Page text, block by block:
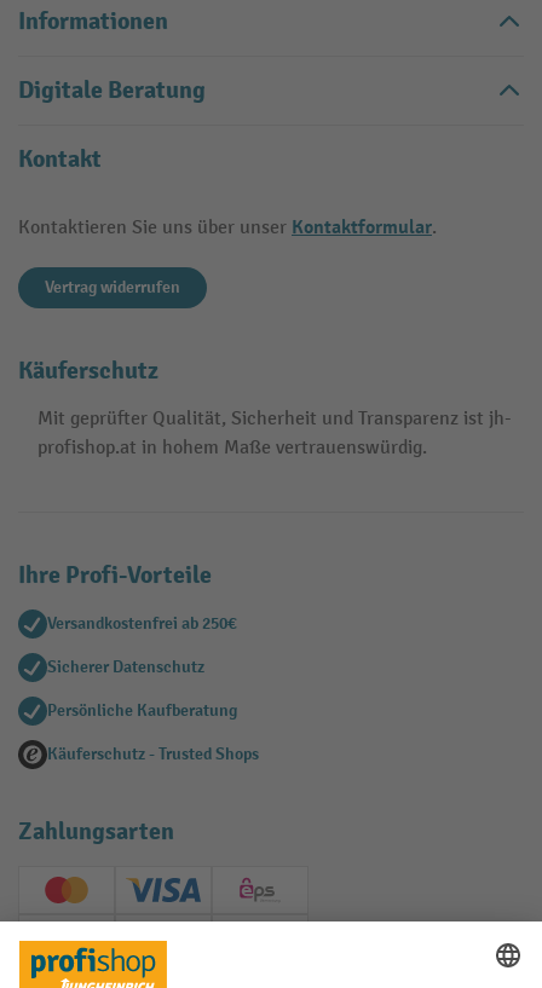
Informationen
Digitale Beratung
Kontakt
Kontaktieren Sie uns über unser Kontaktformular.
Vertrag widerrufen
Käuferschutz
Mit geprüfter Qualität, Sicherheit und Transparenz ist jh-
profishop.at in hohem Maße vertrauenswürdig.
Ihre Profi-Vorteile
Versandkostenfrei ab 250€
Sicherer Datenschutz
Persönliche Kaufberatung
Käuferschutz - Trusted Shops
Zahlungsarten
Creditcard (Master)Creditcard (Visa)
EPS
PayPal